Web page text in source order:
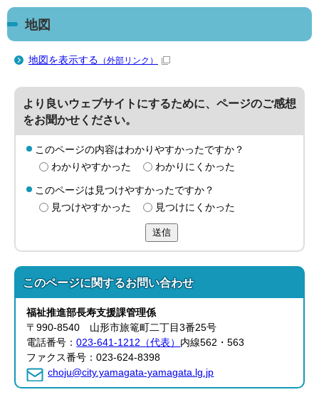
地図
地図を表示する （外部リンク）
より良いウェブサイトにするために、ページのご感想
をお聞かせください。
このページの内容はわかりやすかったですか？
わかりやすかった
わかりにくかった
このページは見つけやすかったですか？
見つけやすかった
見つけにくかった
送信
このページに関するお問い合わせ
福祉推進部長寿支援課管理係
〒990-8540 山形市旅篭町二丁目3番25号
電話番号：023-641-1212（代表） 内線562・563
ファクス番号：023-624-8398
choju@city.yamagata-yamagata.lg.jp